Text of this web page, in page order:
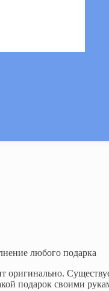
любого подарка
оригинально.
подарок своими